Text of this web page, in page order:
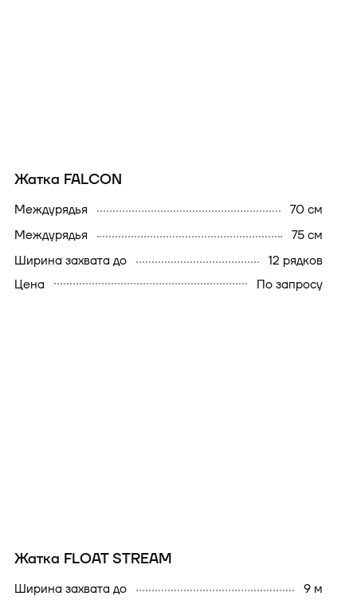
Жатка FALCON
междурядья
70 см
междурядья
75 см
ширина захвата до
12 рядков
Цена
По запросу
Жатка FLOAT STREAM
ширина захвата до 9 м